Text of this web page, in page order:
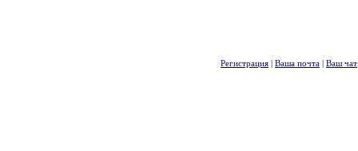
Регистрация | Ваша почта | Ваш чат